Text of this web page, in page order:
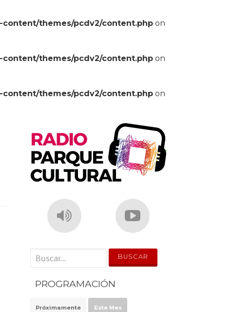
themes/pcdv2/content.php on
themes/pcdv2/content.php on
themes/pcdv2/content.php on
' . __('Search for:') . '
PROGRAMACIÓN
Próximamente Este Mes